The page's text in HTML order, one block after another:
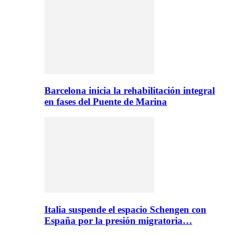
Barcelona inicia la rehabilitación integral
en fases del Puente de Marina
Italia suspende el espacio Schengen con
España por la presión migratoria…